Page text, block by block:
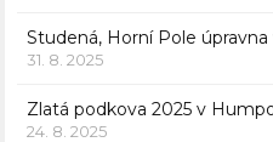
Studená, Horní Pole
31. 8. 2025
Zlatá podkova 2025 v
24. 8. 2025